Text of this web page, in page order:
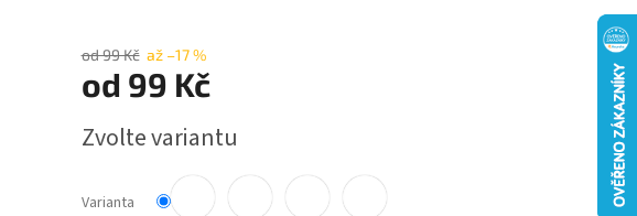
od 99 Kč až –17 %
od 99 Kč
cena:
Zvolte variantu
Varianta